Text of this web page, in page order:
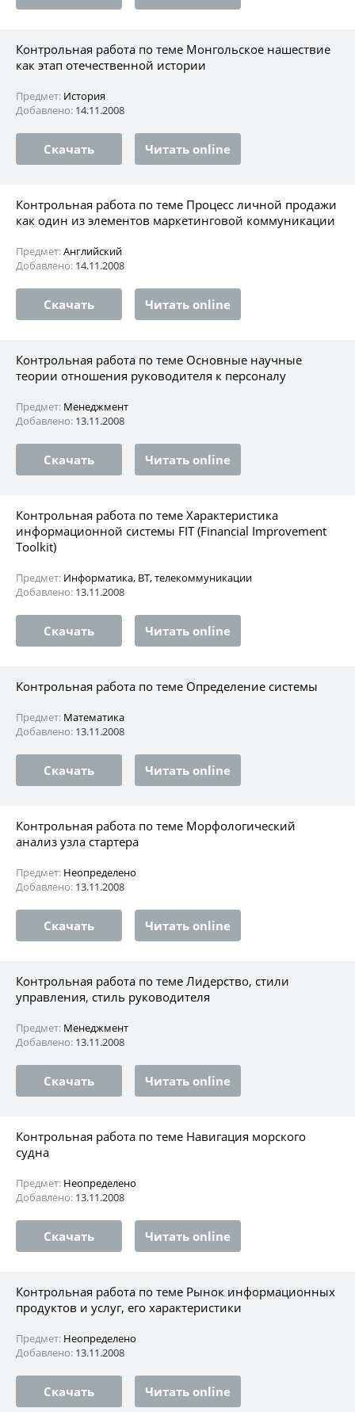
Контрольная работа по теме Монгольское нашествие
как этап отечественной истории
Предмет: История
Добавлено: 14.11.2008
Скачать Читать online
Контрольная работа по теме Процесс личной продажи
как один из элементов маркетинговой коммуникации
Предмет:Английский
Добавлено: 14.11.2008
Скачать Читать online
Контрольная работа по теме Основные научные
теории отношения руководителя к персоналу
Предмет: Менеджмент
Добавлено: 13.11.2008
Скачать Читать online
Контрольная работа по теме Характеристика
информационной системы FIT (Financial Improvement
Toolkit)
Предмет: Информатика, ВТ, телекоммуникации
Добавлено: 13.11.2008
Скачать Читать online
Контрольная работа по теме Определение системы
Предмет: Математика
Добавлено: 13.11.2008
Скачать Читать online
Контрольная работа по теме Морфологический
анализ узла стартера
Предмет: Неопределено
Добавлено: 13.11.2008
Скачать Читать online
Контрольная работа по теме Лидерство, стили
управления, стиль руководителя
Предмет: Менеджмент
Добавлено: 13.11.2008
Скачать Читать online
Контрольная работа по теме Навигация морского
судна
Предмет: Неопределено
Добавлено: 13.11.2008
Скачать Читать online
Контрольная работа по теме Рынок информационных
продуктов и услуг, его характеристики
Предмет: Неопределено
Добавлено: 13.11.2008
Скачать Читать online